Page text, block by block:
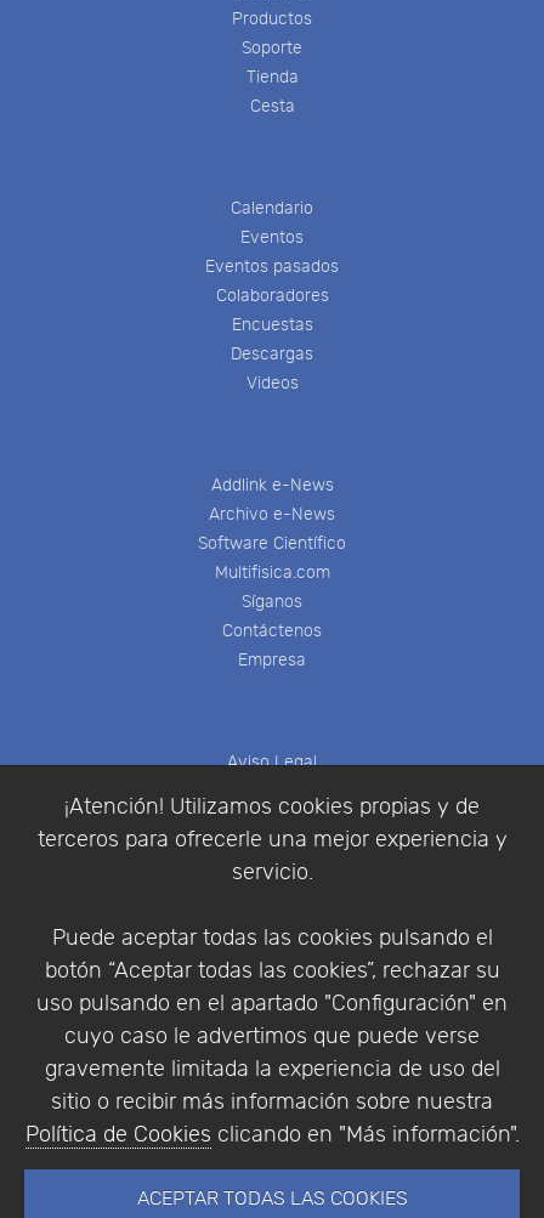
¡Atención! Utilizamos cookies propias y de
terceros para ofrecerle una mejor experiencia y
servicio.
Puede aceptar todas las cookies pulsando el
botón “Aceptar todas las cookies”, rechazar su
uso pulsando en el apartado "Configuración" en
cuyo caso le advertimos que puede verse
gravemente limitada la experiencia de uso del
sitio o recibir más información sobre nuestra
Política de Cookies clicando en "Más información".
ACEPTAR TODAS LAS COOKIES
Productos
Soporte
Tienda
Cesta
Calendario
Eventos
Eventos pasados
Colaboradores
Encuestas
Descargas
Videos
Addlink e-News
Archivo e-News
Software Científico
Multifisica.com
Síganos
Contáctenos
Empresa
Aviso Legal
Política de Privacidad
Condiciones de compra
Identificarse
Empresa|Aviso Legal| Política de Privacidad |
Política de Cookies
© Copyright 1994 - 2026. Addlink Software
Científico, S.L.
Portugal.